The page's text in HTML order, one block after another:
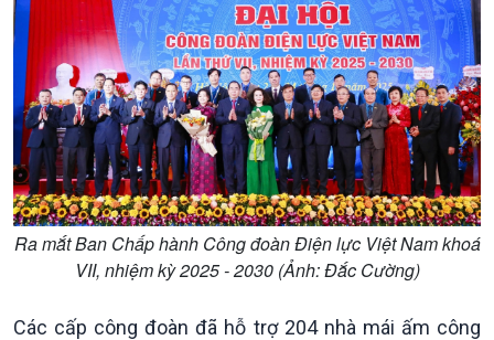
Ra mắt Ban Chấp hành Công đoàn Điện lực Việt Nam khoá
VII, nhiệm kỳ 2025 - 2030 (Ảnh: Đắc Cường)
Các cấp công đoàn đã hỗ trợ 204 nhà mái ấm công